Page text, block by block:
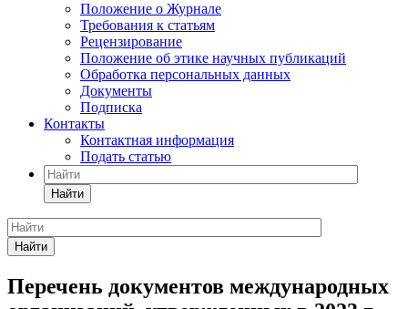
Положение о Журнале
Требования к статьям
Рецензирование
Положение об этике научных публикаций
Обработка персональных данных
Документы
Подписка
Контакты
Контактная информация
Подать статью
Найти
Найти
Перечень документов международных